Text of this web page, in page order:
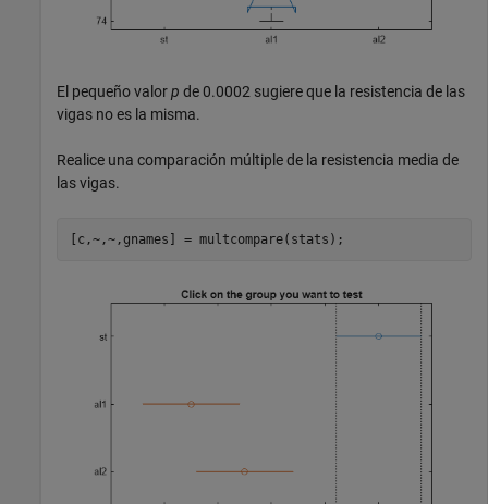
El pequeño valorp de 0.0002 sugiere que la resistencia de las
vigas no es la misma.
Realice una comparación múltiple de la resistencia media de
las vigas.
[c,~,~,gnames] = multcompare(stats);